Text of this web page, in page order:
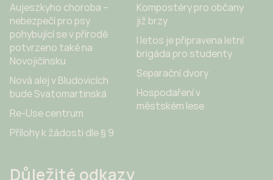
Aujeszkyho choroba –
nebezpečí pro psy
pohybující se v přírodě
potvrzeno také na
Novojičínsku
Nová alej v Bludovicích
bude Svatomartinská
Re-Use centrum
Přílohy k žádosti dle § 9
Kompostéry pro občany
již brzy
I letos je připravena letní
brigáda pro studenty
Separační dvory
Hospodaření v
městském lese
Důležité odkazy